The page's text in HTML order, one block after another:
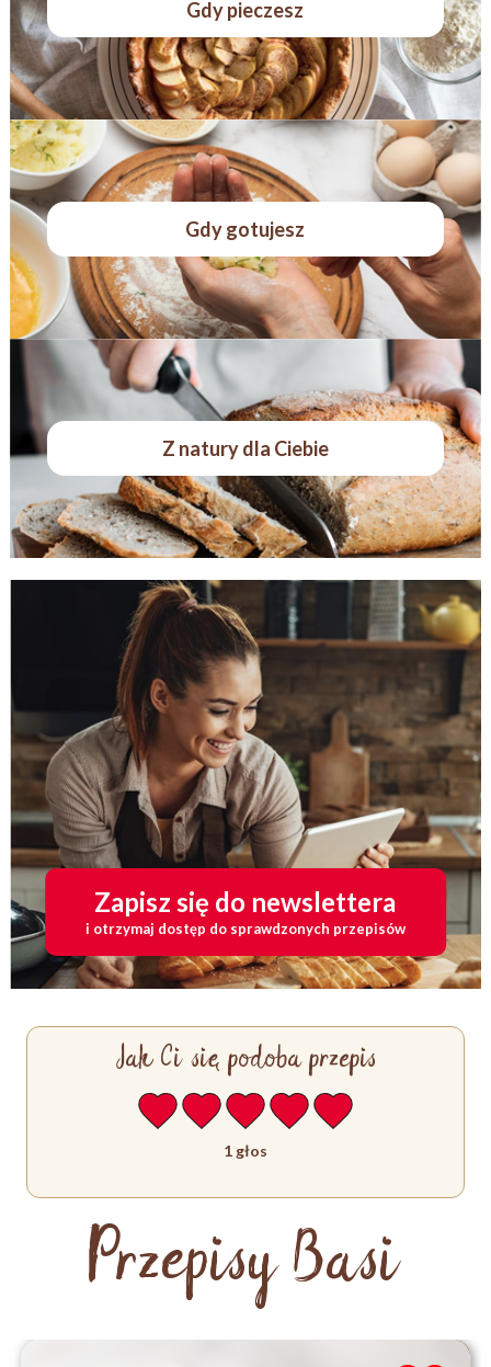
Gdy pieczesz
Gdy gotujesz
Z natury dla Ciebie
Zapisz się do newslettera
i otrzymaj dostęp do sprawdzonych przepisów
Jak Ci się podoba przepis
1 głos
Przepisy Basi